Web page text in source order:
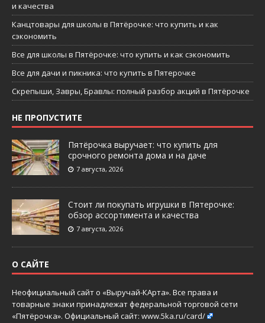
и качества
Канцтовары для школы в Пятёрочке: что купить и как
сэкономить
Все для школы в Пятёрочке: что купить и как сэкономить
Все для дачи и пикника: что купить в Пятерочке
Скрепыши, Завры, Бравлы: полный разбор акций в Пятёрочке
НЕ ПРОПУСТИТЕ
Пятёрочка выручает: что купить для
срочного ремонта дома и на даче
7 августа, 2026
Стоит ли покупать игрушки в Пятерочке:
обзор ассортимента и качества
7 августа, 2026
О САЙТЕ
Неофициальный сайт о «Выручай-КАрта». Все права и
товарные знаки принадлежат федеральной торговой сети
«Пятёрочка». Официальный сайт: www.5ka.ru/card/